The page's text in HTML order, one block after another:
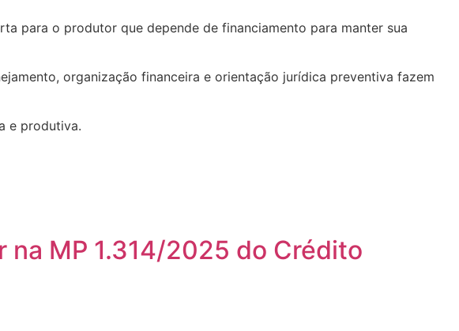
para o produtor que depende de financiamento para manter sua
organização financeira e orientação jurídica preventiva fazem
e produtiva.
na MP 1.314/2025 do Crédito